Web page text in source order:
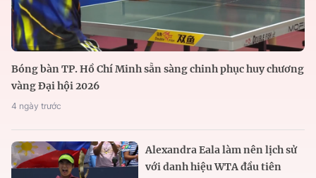
Bóng bàn TP. Hồ Chí Minh sẵn sàng chinh phục huy chương
vàng Đại hội 2026
4 ngày trước
Alexandra Eala làm nên lịch sử
với danh hiệu WTA đầu tiên